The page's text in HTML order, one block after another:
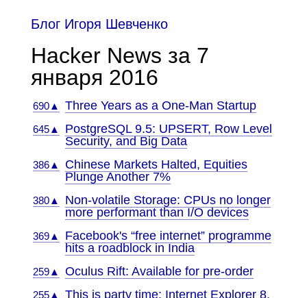
Блог Игоря Шевченко
Hacker News за 7
января 2016
690▲ Three Years as a One-Man Startup
645▲
PostgreSQL 9.5: UPSERT, Row Level
Security, and Big Data
386▲
Chinese Markets Halted, Equities
Plunge Another 7%
380▲
Non-volatile Storage: CPUs no longer
more performant than I/O devices
369▲
Facebook's “free internet” programme
hits a roadblock in India
259▲ Oculus Rift: Available for pre-order
255▲
This is party time; Internet Explorer 8,